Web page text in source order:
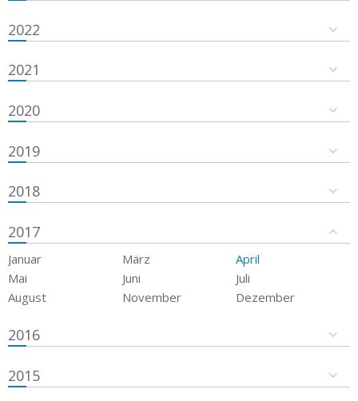
2022
2021
2020
2019
2018
2017
Januar März
April
Mai
Juni
Juli
August
November Dezember
2016
2015